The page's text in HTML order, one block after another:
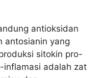
antioksidan
antosianin yang
sitokin pro-
inflamasi adalah zat